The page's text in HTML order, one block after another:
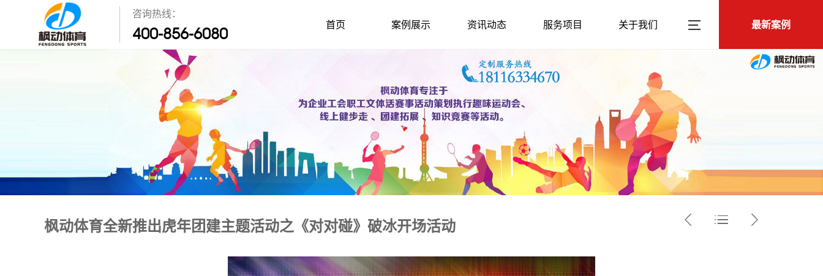
咨询热线：
400-856-6080 最新案例
首页 案例展示 资讯动态 服务项目 关于我们
枫动体育全新推出虎年团建主题活动之《对对碰》破冰开场活动
2022-2-7
  